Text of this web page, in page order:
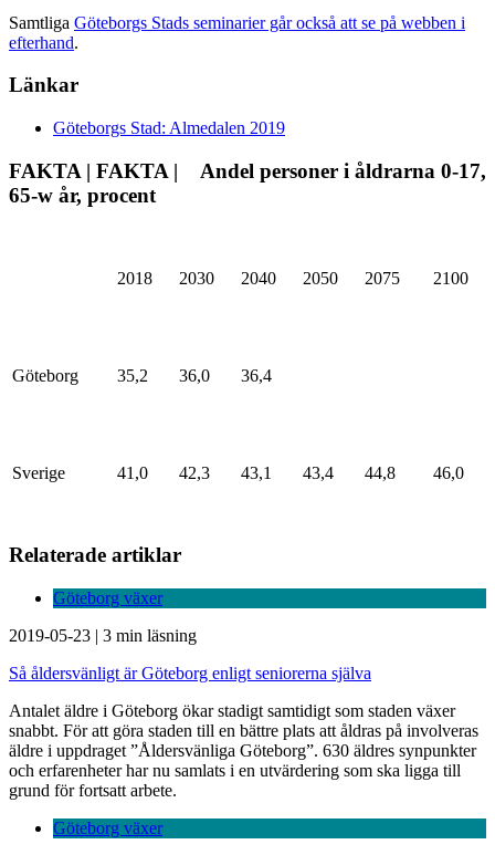
Samtliga Göteborgs Stads seminarier går också att se på webben i
efterhand.
Länkar
Göteborgs Stad: Almedalen 2019
FAKTA | FAKTA | Andel personer i åldrarna 0-17,
65-w år, procent
2018 2030 2040 2050 2075 2100
Göteborg 35,2 36,0 36,4
Sverige 41,0 42,3 43,1 43,4 44,8 46,0
Relaterade artiklar
Göteborg växer
2019-05-23 | 3 min läsning
Så åldersvänligt är Göteborg enligt seniorerna själva
Antalet äldre i Göteborg ökar stadigt samtidigt som staden växer
snabbt. För att göra staden till en bättre plats att åldras på involveras
äldre i uppdraget ”Åldersvänliga Göteborg”. 630 äldres synpunkter
och erfarenheter har nu samlats i en utvärdering som ska ligga till
grund för fortsatt arbete.
Göteborg växer